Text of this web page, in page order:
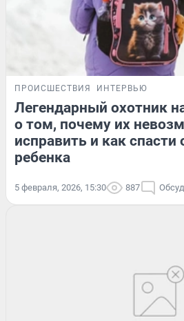
ПРОИСШЕСТВИЯ ИНТЕРВЬЮ
Легендарный охотник
о том, почему их
исправить и как спасти
ребенка
5 февраля, 2026, 15:30 887